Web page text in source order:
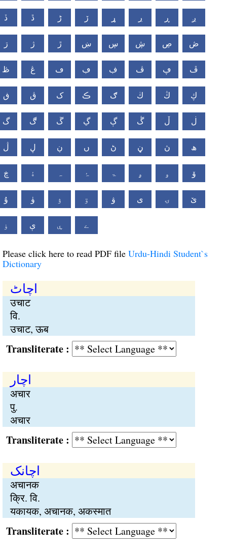
ڏ ڐ ڑ ڒ ړ ڔ ڕ ږ
ڗ ژ ڙ ښ ڛ ڜ ڝ ڞ
ڟ ڠ ڡ ڢ ڣ ڤ ڥ ڦ
ڧ ڨ ک ڪ ګ ڬ ڭ ڮ
گ ڰ ڱ ڲ ڳ ڴ ڵ ڶ
ڷ ڸ ڹ ں ڻ ڼ ڽ ھ
ڿ ۀ ۂ ۃ ۄ ۅ ۆ
ۇ ۈ ۉ ۊ ۋ ی ۍ ێ
ۏ ې ۑ ے
Please click here to read PDF file Urdu-Hindi Student`s
Dictionary
اچاٹ
उचाट
वि.
उचाट, ऊब
:
اچار
अचार
पु.
अचार
:
اچانک
अचानक
क्रि. वि.
यकायक, अचानक, अकस्मात
: